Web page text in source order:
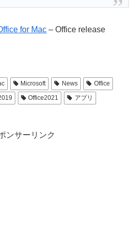
for Mac – Office release
Microsoft News
Office
Office2021
アプリ
ンサーリンク